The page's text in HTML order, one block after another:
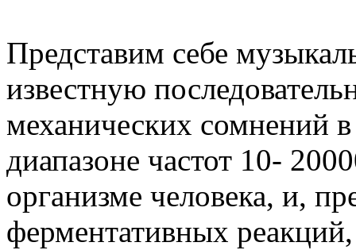
Представим себе
известную
механических сомнений
диапазоне частот 10-
организме человека, и,
ферментативных